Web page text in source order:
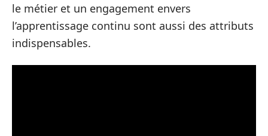
le métier et un engagement envers
l’apprentissage continu sont aussi des attributs
indispensables.